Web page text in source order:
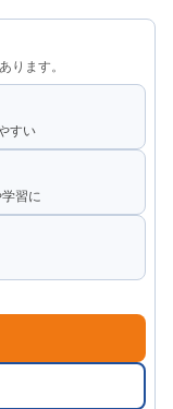
ります。
すい
習に